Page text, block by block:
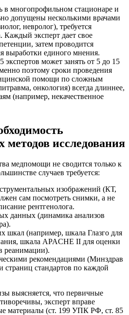
в многопрофильном стационаре и
допущены несколькими врачами
невролог), требуется
Каждый эксперт дает свое
затем проводится
выработки единого мнения.
экспертов может занять от 5 до 15
поэтому сроки проведения
помощи по сложным
онкология) всегда длиннее,
(например, некачественное
методов исследования
медпомощи не сводится только к
случаев требуется:
изображений (КТ,
сам посмотреть снимки, а не
рентгенолога.
данных (динамика анализов
шкал (например, шкала Глазго для
шкала APACHE II для оценки
реанимации).
рекомендациями (Минздрав
страниц стандартов по каждой
выясняется, что первичные
эксперт вправе
материалы (ст. 199 УПК РФ, ст. 85